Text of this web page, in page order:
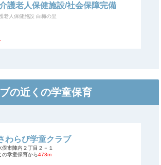
護老人保健施設/社会保障完備
老人保健施設 白梅の里
の近くの学童保育
わらび学童クラブ
俣市陣内２丁目２－１
の学童保育から473m